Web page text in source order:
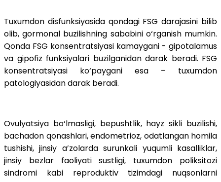
Tuxumdon disfunksiyasida qondagi FSG darajasini bilib
olib, gormonal buzilishning sababini o‘rganish mumkin.
Qonda FSG konsentratsiyasi kamaygani - gipotalamus
va gipofiz funksiyalari buzilganidan darak beradi. FSG
konsentratsiyasi ko‘paygani esa – tuxumdon
patologiyasidan darak beradi.
Ovulyatsiya bo‘lmasligi, bepushtlik, hayz sikli buzilishi,
bachadon qonashlari, endometrioz, odatlangan homila
tushishi, jinsiy a’zolarda surunkali yuqumli kasalliklar,
jinsiy bezlar faoliyati sustligi, tuxumdon poliksitozi
sindromi kabi reproduktiv tizimdagi nuqsonlarni